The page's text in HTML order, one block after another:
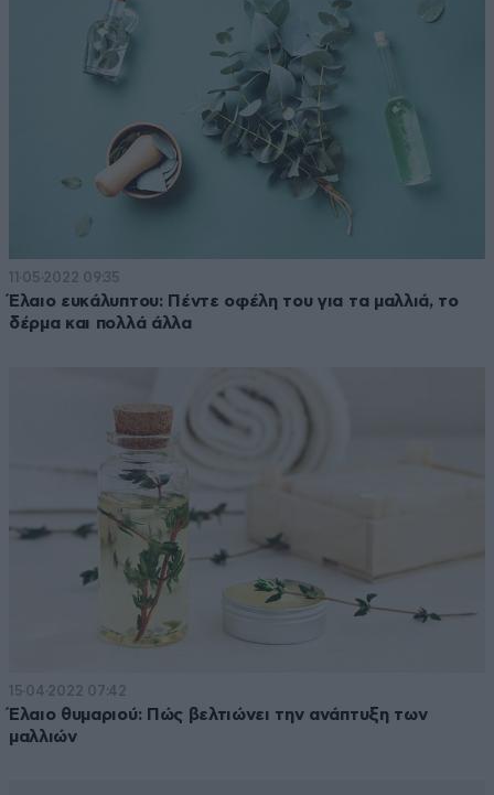
11·05·2022 09:35
Έλαιο ευκάλυπτου: Πέντε οφέλη του για τα μαλλιά, το
δέρμα και πολλά άλλα
15·04·2022 07:42
Έλαιο θυμαριού: Πώς βελτιώνει την ανάπτυξη των
μαλλιών